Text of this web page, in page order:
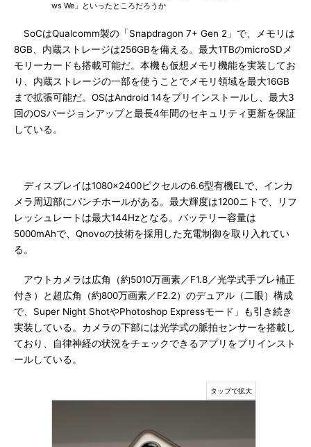
ws We」といったところだろうか
SoCはQualcomm製の「Snapdragon 7+ Gen 2」で、メモリは
8GB、内蔵ストレージは256GBを備える。最大1TBのmicroSDメ
モリーカードも搭載可能だ。本機も仮想メモリ機能を実装してお
り、内蔵ストレージの一部を使うことでメモリ領域を最大16GB
まで拡張可能だ。OSはAndroid 14をプリインストールし、最大3
回のOSバージョンアップと最長4年間のセキュリティ更新を保証
している。
ディスプレイは1080×2400ピクセルの6.6型有機ELで、インカ
メラ周辺部にパンチホールがある。最大輝度は1200ニトで、リフ
レッシュレートは最大144Hzとなる。バッテリー容量は
5000mAhで、Qnovoの技術を採用した充電制御を取り入れてい
る。
アウトカメラは広角（約5010万画素／F1.8／光学式手ブレ補正
付き）と超広角（約800万画素／F2.2）のデュアル（二眼）構成
で、Super Night ShotやPhotoshop Expressモード」も引き続き
実装している。カメラの下部には光学式の脈拍センサーを搭載し
ており、自律神経の状況をチェックできるアプリをプリインスト
ールしている。